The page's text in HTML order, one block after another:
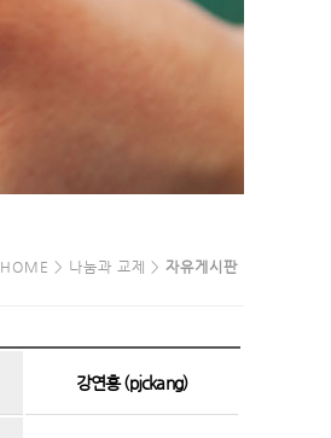
HOME > 나눔과 교제 > 자유게시판
강연홍 (pjckang)